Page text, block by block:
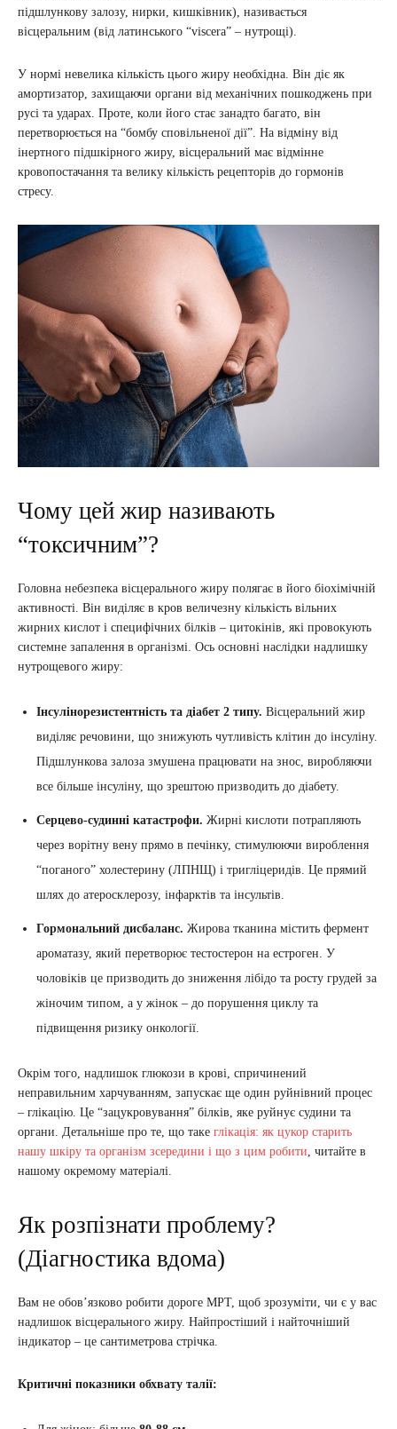
підшлункову залозу, нирки, кишківник), називається
вісцеральним (від латинського “viscera” – нутрощі).
У нормі невелика кількість цього жиру необхідна. Він діє як
амортизатор, захищаючи органи від механічних пошкоджень при
русі та ударах. Проте, коли його стає занадто багато, він
перетворюється на “бомбу сповільненої дії”. На відміну від
інертного підшкірного жиру, вісцеральний має відмінне
кровопостачання та велику кількість рецепторів до гормонів
стресу.
Чому цей жир називають
“токсичним”?
Головна небезпека вісцерального жиру полягає в його біохімічній
активності. Він виділяє в кров величезну кількість вільних
жирних кислот і специфічних білків – цитокінів, які провокують
системне запалення в організмі. Ось основні наслідки надлишку
нутрощевого жиру:
Інсулінорезистентність та діабет 2 типу. Вісцеральний жир
виділяє речовини, що знижують чутливість клітин до інсуліну.
Підшлункова залоза змушена працювати на знос, виробляючи
все більше інсуліну, що зрештою призводить до діабету.
Серцево-судинні катастрофи. Жирні кислоти потрапляють
через ворітну вену прямо в печінку, стимулюючи вироблення
“поганого” холестерину (ЛПНЩ) і тригліцеридів. Це прямий
шлях до атеросклерозу, інфарктів та інсультів.
Гормональний дисбаланс. Жирова тканина містить фермент
ароматазу, який перетворює тестостерон на естроген. У
чоловіків це призводить до зниження лібідо та росту грудей за
жіночим типом, а у жінок – до порушення циклу та
підвищення ризику онкології.
Окрім того, надлишок глюкози в крові, спричинений
неправильним харчуванням, запускає ще один руйнівний процес
– глікацію. Це “зацукровування” білків, яке руйнує судини та
органи. Детальніше про те, що таке глікація: як цукор старить
нашу шкіру та організм зсередини і що з цим робити , читайте в
нашому окремому матеріалі.
Як розпізнати проблему?
(Діагностика вдома)
Вам не обов’язково робити дороге МРТ, щоб зрозуміти, чи є у вас
надлишок вісцерального жиру. Найпростіший і найточніший
індикатор – це сантиметрова стрічка.
Критичні показники обхвату талії: